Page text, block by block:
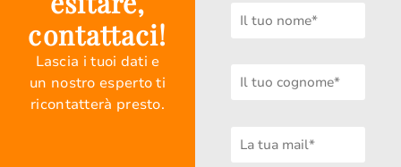
contattaci!
Lascia i tuoi dati e
un nostro esperto ti
ricontatterà presto.